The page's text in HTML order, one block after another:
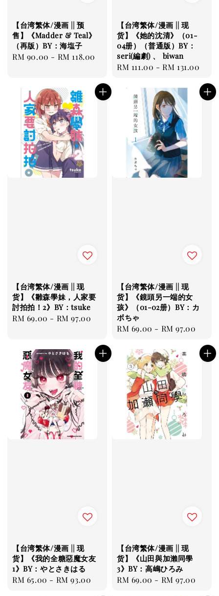
【台湾繁体/漫画 || 预
售】《Madder & Teal》
（再版）BY：海塩子
Regular
RM 90.00 - RM 118.00
【台湾繁体/漫画 || 现
货】《她的沈清》（01-
04册）（普通版）BY：
seri(編劇) 、 biwan
Regular
RM 111.00 -RM 131.00
【台湾繁体/漫画 || 现
货】《雛森學妹，人家要
討拍拍！2》BY：tsuke
Regular
RM 69.00 - RM 97.00
【台湾繁体/漫画 || 现
货】《鏡頭另一端的女
孩》（01-02册）BY：カ
ボちゃ
Regular
RM 69.00 - RM 97.00
【台湾繁体/漫画 || 现
货】《我的全糖惡魔女友
1》BY：やとさきはる
Regular
RM 65.00 - RM 93.00
【台湾繁体/漫画 || 现
货】《山田與加瀨同學
3》BY：高嶋ひろみ
Regular
RM 69.00 - RM 97.00